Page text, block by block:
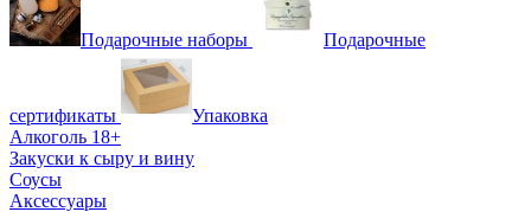
Подарочные наборы Подарочные
сертификаты
Упаковка
Алкоголь 18+
Закуски к сыру и вину
Соусы
Аксессуары